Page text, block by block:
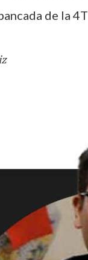
de la